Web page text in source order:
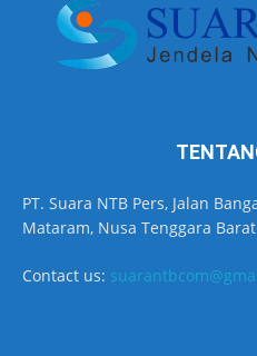
PT. Suara NTB Pers, Jalan
Mataram, Nusa Tenggara Barat
Contact us: